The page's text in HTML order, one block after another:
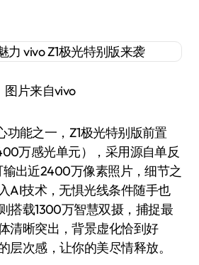
图片来自vivo
能之一，Z1极光特别版前置
万感光单元），采用源自单反
输出近2400万像素照片，细节之
AI技术，无惧光线条件随手也
搭载1300万智慧双摄，捕捉最
清晰突出，背景虚化恰到好
层次感，让你的美尽情释放。